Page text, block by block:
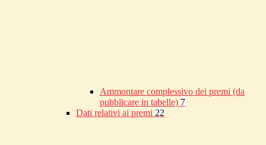
Ammontare complessivo dei premi (da
pubblicare in tabelle) 7
Dati relativi ai premi 22